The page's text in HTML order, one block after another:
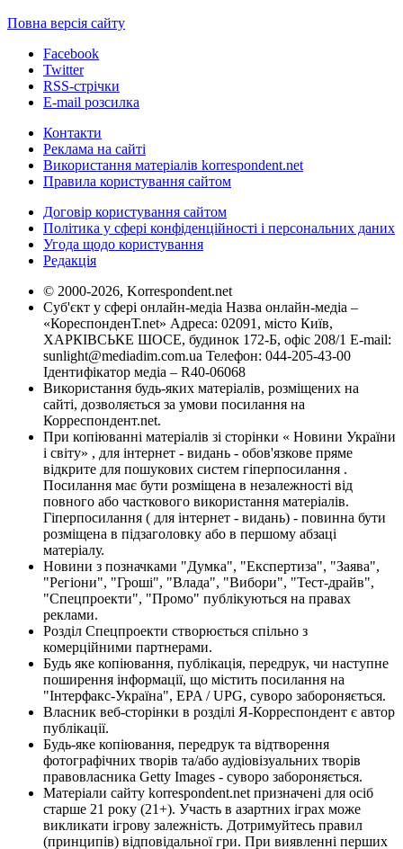
Повна версія сайту
Facebook
Twitter
RSS-стрічки
E-mail розсилка
Контакти
Реклама на сайті
Використання матеріалів korrespondent.net
Правила користування сайтом
Договір користування сайтом
Політика у сфері конфіденційності і персональних даних
Угода щодо користування
Редакція
© 2000-2026, Korrespondent.net
Суб'єкт у сфері онлайн-медіа Назва онлайн-медіа –
«КореспонденТ.net» Адреса: 02091, місто Київ,
ХАРКІВСЬКЕ ШОСЕ, будинок 172-Б, офіс 208/1 E-mail:
sunlight@mediadim.com.ua Телефон: 044-205-43-00
Ідентифікатор медіа – R40-06068
Використання будь-яких матеріалів, розміщених на
сайті, дозволяється за умови посилання на
Корреспондент.net.
При копіюванні матеріалів зі сторінки « Новини України
і світу» , для інтернет - видань - обов'язкове пряме
відкрите для пошукових систем гіперпосилання .
Посилання має бути розміщена в незалежності від
повного або часткового використання матеріалів.
Гіперпосилання ( для інтернет - видань) - повинна бути
розміщена в підзаголовку або в першому абзаці
матеріалу.
Новини з позначками "Думка", "Експертиза", "Заява",
"Регіони", "Гроші", "Влада", "Вибори", "Тест-драйв",
"Спецпроекти", "Промо" публікуються на правах
реклами.
Розділ Спецпроекти створюється спільно з
комерційними партнерами.
Будь яке копіювання, публікація, передрук, чи наступне
поширення інформації, що містить посилання на
"Інтерфакс-Україна", EPA / UPG, суворо забороняється.
Власник веб-сторінки в розділі Я-Корреспондент є автор
публікації.
Будь-яке копіювання, передрук та відтворення
фотографічних творів та/або аудіовізуальних творів
правовласника Getty Images - суворо забороняється.
Матеріали сайту korrespondent.net призначені для осіб
старше 21 року (21+). Участь в азартних іграх може
викликати ігрову залежність. Дотримуйтесь правил
(принципів) відповідальної гри. При виявленні перших